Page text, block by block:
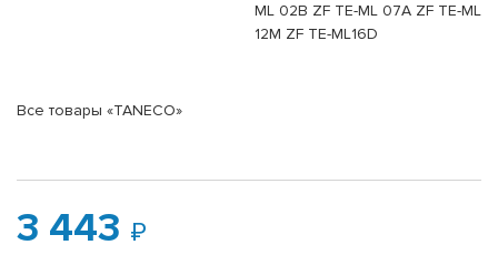
ML 02B ZF TE-ML 07A ZF TE-ML
12M ZF TE-ML16D
Все товары «TANECO»
3 443